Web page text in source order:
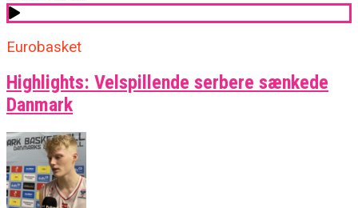
Eurobasket
Highlights: Velspillende serbere sænkede
Danmark